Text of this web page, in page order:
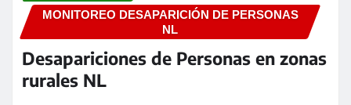
MONITOREO DESAPARICIÓN DE PERSONAS
NL
Desapariciones de Personas en zonas
rurales NL